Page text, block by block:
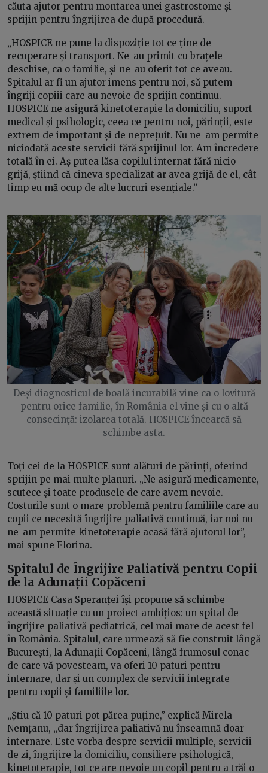
căuta ajutor pentru montarea unei gastrostome și
sprijin pentru îngrijirea de după procedură.
„HOSPICE ne pune la dispoziție tot ce ține de
recuperare și transport. Ne-au primit cu brațele
deschise, ca o familie, și ne-au oferit tot ce aveau.
Spitalul ar fi un ajutor imens pentru noi, să putem
îngriji copiii care au nevoie de sprijin continuu.
HOSPICE ne asigură kinetoterapie la domiciliu, suport
medical și psihologic, ceea ce pentru noi, părinții, este
extrem de important și de neprețuit. Nu ne-am permite
niciodată aceste servicii fără sprijinul lor. Am încredere
totală în ei. Aș putea lăsa copilul internat fără nicio
grijă, știind că cineva specializat ar avea grijă de el, cât
timp eu mă ocup de alte lucruri esențiale.”
Deși diagnosticul de boală incurabilă vine ca o lovitură
pentru orice familie, în România el vine și cu o altă
consecință: izolarea totală. HOSPICE încearcă să
schimbe asta.
Toți cei de la HOSPICE sunt alături de părinți, oferind
sprijin pe mai multe planuri. „Ne asigură medicamente,
scutece și toate produsele de care avem nevoie.
Costurile sunt o mare problemă pentru familiile care au
copii ce necesită îngrijire paliativă continuă, iar noi nu
ne-am permite kinetoterapie acasă fără ajutorul lor”,
mai spune Florina.
Spitalul de Îngrijire Paliativă pentru Copii
de la Adunații Copăceni
HOSPICE Casa Speranței își propune să schimbe
această situație cu un proiect ambițios: un spital de
îngrijire paliativă pediatrică, cel mai mare de acest fel
în România. Spitalul, care urmează să fie construit lângă
București, la Adunații Copăceni, lângă frumosul conac
de care vă povesteam, va oferi 10 paturi pentru
internare, dar și un complex de servicii integrate
pentru copii și familiile lor.
„Știu că 10 paturi pot părea puține,” explică Mirela
Nemțanu, „dar îngrijirea paliativă nu înseamnă doar
internare. Este vorba despre servicii multiple, servicii
de zi, îngrijire la domiciliu, consiliere psihologică,
kinetoterapie, tot ce are nevoie un copil pentru a trăi o